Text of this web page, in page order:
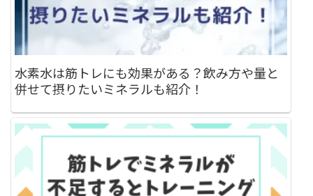
水素水は筋トレにも効果がある？飲み方や量と
併せて摂りたいミネラルも紹介！